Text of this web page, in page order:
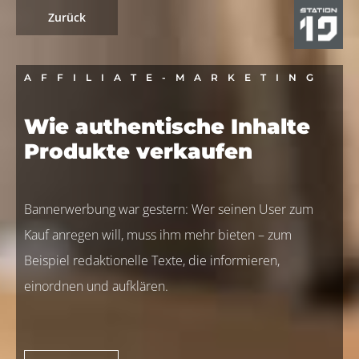
Zurück
AFFILIATE-MARKETING
Wie authentische Inhalte
Produkte verkaufen
Bannerwerbung war gestern: Wer seinen User zum
Kauf anregen will, muss ihm mehr bieten – zum
Beispiel redaktionelle Texte, die informieren,
einordnen und aufklären.